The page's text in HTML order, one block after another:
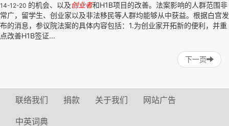
14-12-20 的机会、以及创业者和H1B项目的改善。法案影响的人群范围非
常广，留学生、创业家以及非法移民等人群均能够从中获益。根据白宫发
布的消息，参议院法案的具体内容包括：1.为创业家开拓新的便利，并重
点改善H1B签证...
下一页
联络我们 捐款 关于我们 网站广告
中英词典